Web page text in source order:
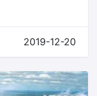
2019-12-20